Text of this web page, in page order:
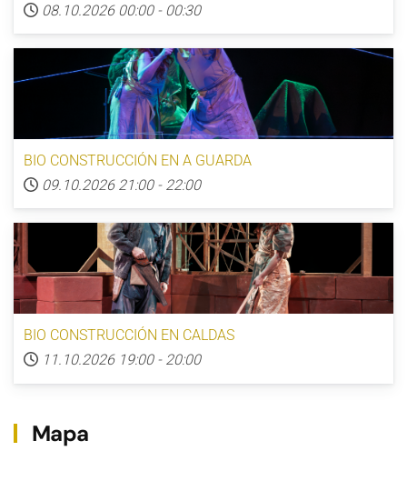
08.10.2026 00:00 - 00:30
BIO CONSTRUCCIÓN EN A GUARDA
09.10.2026 21:00 - 22:00
BIO CONSTRUCCIÓN EN CALDAS
11.10.2026 19:00 - 20:00
Mapa